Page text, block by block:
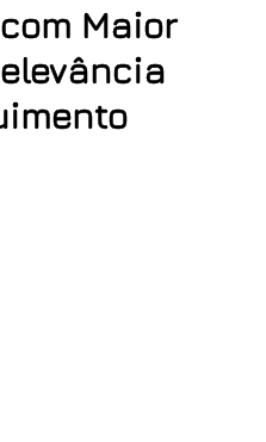
Maior